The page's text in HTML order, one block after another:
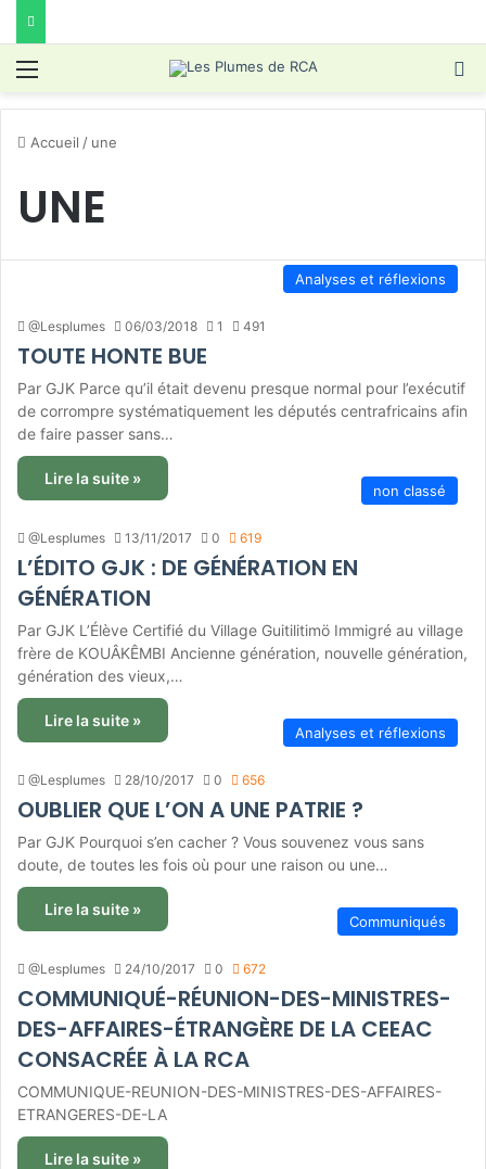
Menu
Accueil / une
UNE
Analyses et réflexions
@Lesplumes 06/03/2018 1 491
TOUTE HONTE BUE
Par GJK Parce qu’il était devenu presque normal pour l’exécutif
de corrompre systématiquement les députés centrafricains afin
de faire passer sans…
Lire la suite »
non classé
@Lesplumes 13/11/2017 0 619
L’ÉDITO GJK : DE GÉNÉRATION EN
GÉNÉRATION
Par GJK L’Élève Certifié du Village Guitilitimö Immigré au village
frère de KOUÂKÊMBI Ancienne génération, nouvelle génération,
génération des vieux,…
Lire la suite »
Analyses et réflexions
@Lesplumes 28/10/2017 0 656
OUBLIER QUE L’ON A UNE PATRIE ?
Par GJK Pourquoi s’en cacher ? Vous souvenez vous sans
doute, de toutes les fois où pour une raison ou une…
Lire la suite »
Communiqués
@Lesplumes 24/10/2017 0 672
COMMUNIQUÉ-RÉUNION-DES-MINISTRES-
DES-AFFAIRES-ÉTRANGÈRE DE LA CEEAC
CONSACRÉE À LA RCA
COMMUNIQUE-REUNION-DES-MINISTRES-DES-AFFAIRES-
ETRANGERES-DE-LA
Lire la suite »